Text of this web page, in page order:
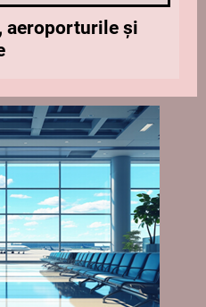
aeroporturile și